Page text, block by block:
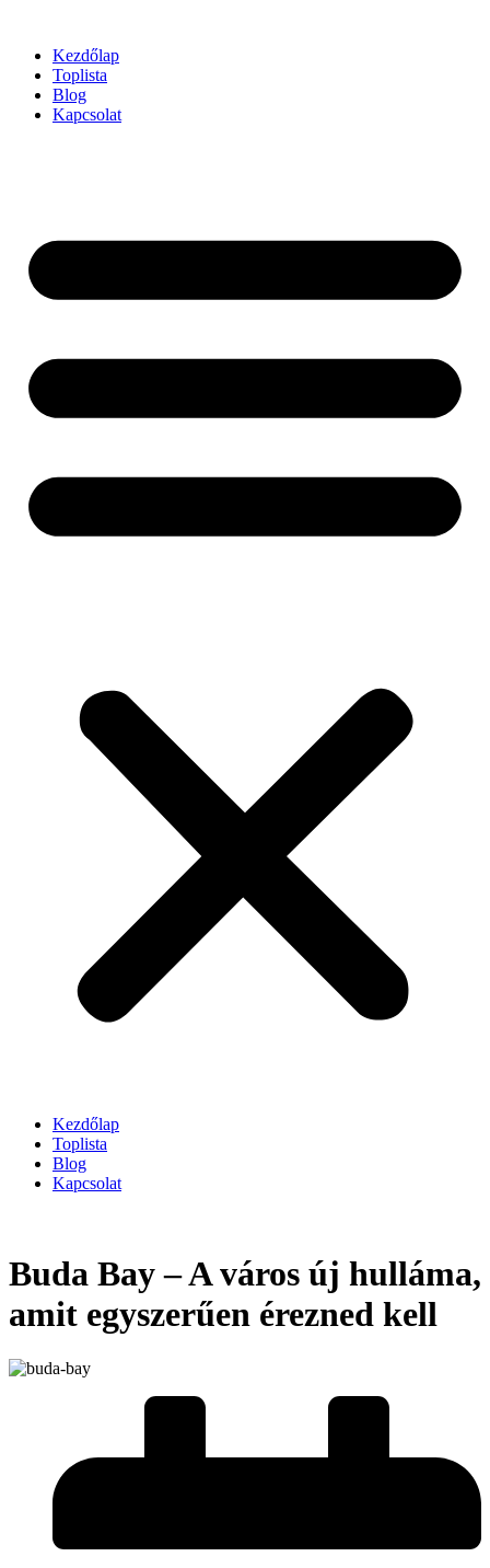
tartalomhozKezdőlap
Toplista
Blog
Kapcsolat
Kezdőlap
Toplista
Blog
Kapcsolat
Buda Bay – A város új hulláma,
amit egyszerűen érezned kell